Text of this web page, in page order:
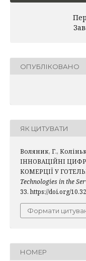
ОПУБЛІКОВАНО
ЯК ЦИТУВАТИ
Воляник, Г.,
ІННОВАЦІЙНІ
КОМЕРЦІЇ У
Technologies in the
33. https://doi.org/
Формати
НОМЕР